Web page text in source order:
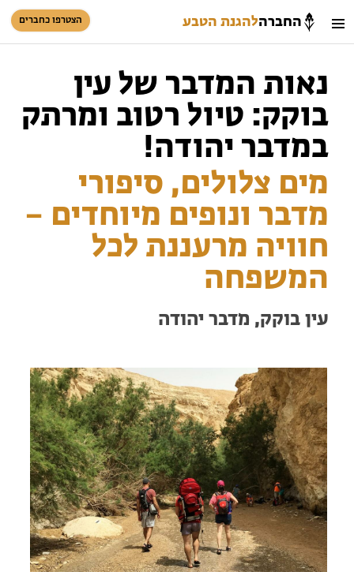
החברהלהגנת הטבע הצטרפו כחברים
חיפוש כניסת חברים
סל קניות
הזמינו פעילויות וטיולים מודרכים
הזמינו פעילויות וטיולים מודרכים
בתי ספר שדה
מחנות קיץ
מחנות קיץ
חופשות בבתי ספר שדה
ארץ אהבתי – קבוצות טיולים למבוגרים
נאות המדבר של עין
בוקק: טיול רטוב ומרתק
במדבר יהודה!
מים צלולים, סיפורי
מדבר ונופים מיוחדים –
חוויה מרעננת לכל
המשפחה
עין בוקק, מדבר יהודה